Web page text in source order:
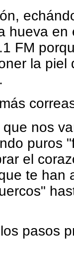
hueva en
FM
la piel
nos
puros
el
te han
pasos